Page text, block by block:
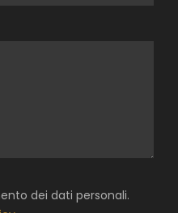
dei dati personali.